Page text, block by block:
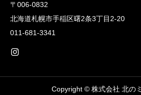
〒006-0832
北海道札幌市手稲区曙2条3丁目2-20
011-681-3341
Copyright © 株式会社 北の